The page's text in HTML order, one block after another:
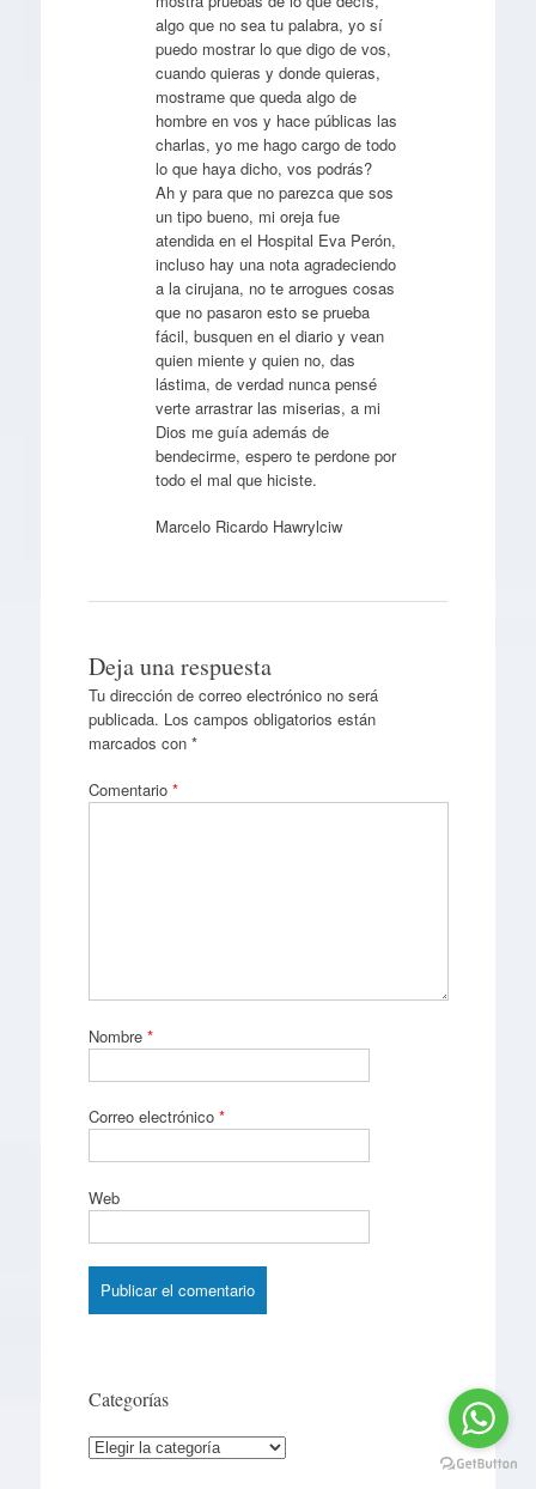
algo que no sea tu palabra, yo sí
puedo mostrar lo que digo de vos,
cuando quieras y donde quieras,
mostrame que queda algo de
hombre en vos y hace públicas las
charlas, yo me hago cargo de todo
lo que haya dicho, vos podrás?
Ah y para que no parezca que sos
un tipo bueno, mi oreja fue
atendida en el Hospital Eva Perón,
incluso hay una nota agradeciendo
a la cirujana, no te arrogues cosas
que no pasaron esto se prueba
fácil, busquen en el diario y vean
quien miente y quien no, das
lástima, de verdad nunca pensé
verte arrastrar las miserias, a mi
Dios me guía además de
bendecirme, espero te perdone por
todo el mal que hiciste.
Marcelo Ricardo Hawrylciw
Deja una respuesta
Tu dirección de correo electrónico no será
publicada. Los campos obligatorios están
marcados con *
Comentario *
Nombre *
Correo electrónico *
Web
Categorías
Categorías